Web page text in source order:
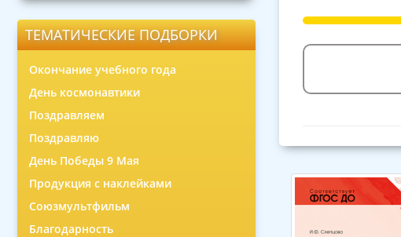
ТЕМАТИЧЕСКИЕ ПОДБОРКИ
Окончание учебного года
День космонавтики
Поздравляем
Поздравляю
День Победы 9 Мая
Продукция с наклейками
Союзмультфильм
Благодарность